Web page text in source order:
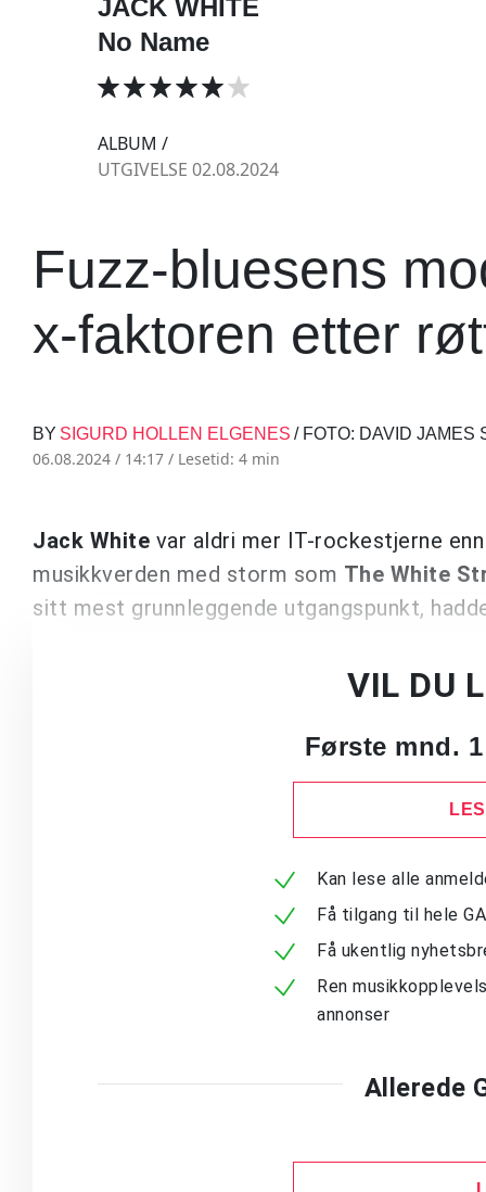
JACK WHITE
No Name
ALBUM /
UTGIVELSE 02.08.2024
Fuzz-bluesens
x-faktoren etter
BY SIGURD HOLLEN ELGENES / FOTO: DAVID JAMES
06.08.2024 / 14:17 / Lesetid: 4 min
Jack White var aldri mer IT-rockestjerne
musikkverden med storm som The White
sitt mest grunnleggende utgangspunkt,
VIL DU
Første mnd.
Kan lese alle
Få tilgang til hele
Få ukentlig
Ren
annonser
Allerede